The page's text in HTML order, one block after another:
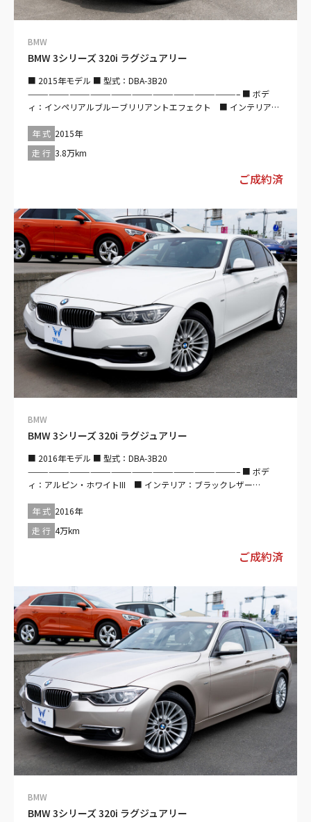
2026(R08)年8月】
——————————————————————————————– 【法定整
は本体価格に含まれています。 自社保証は遠方の場合も、お住まい
の近くのＦＡＩＡネット加盟店にての対応となりますのでご安心く
法定点検整備させて頂きます♪ また、ご購入後もお客様の大切なお
車を車検、板金塗装、修理に至るまで全力でサポート＆バックアッ
プ致します！！
——————————————————————————————– 【保証
付：販売店保証 保証期間：3ヵ月 保証距離：5,000km】 保証費
用は本体価格に含まれています。詳細については、販売店にご確認
BMW
BMW 3シリーズ 320i ラグジュアリー
■ 2015年モデル ■ 型式：DBA-3B20
——————————————————————————————– ■ ボデ
ィ：インペリアルブルーブリリアントエフェクト ■ インテリア：
■ 走行：3.8万km ■ ボディタイプ：セダン ■ 駆動方式：2WD ■
ハンドル：右 ■ ミッション：フロアMTモード付8AT ■ 排気量：
2000cc ■ 乗車定員：5名 ■ エンジン種別：ガソリン ■ ドア
数：4枚 ——————————————————————————————–
【セールスポイント】 ・レーンキープ・アダクティブクルーズコン
ETC・Ｂカメラ・Bluetooth・スペアキー・アイドリングストップ
——————————————————————————————– 【装備仕
様】 ■ 安全装備 ・パワステ・ABS・衝突被害軽減ブレーキ・アダプ
ティブクルーズコントロール・レーンキープアシスト・障害物セン
サー・エアバッグ：運転席/助手席/サイド/カーテン・カメラ：－/
－/バック・横滑り防止装置・アイドリングストップ ■ 快適装備 ・
過給器設定モデル・エアコン・クーラー・映像：DVD/－・オーディ
オ：CD/－/－・ミュージックプレイヤー接続可・ETC・ドライブレ
コーダー ■ インテリア ・キーレス・スマートキー・パワーウイン
ドウ・電動シート・シートヒーター・本革シート ■ エクステリア
・フロントフォグランプ・アルミホイール
——————————————————————————————– 【車検：
2026(R08)年6月】
——————————————————————————————– 【法定整
備付】 法定12ヶ月点検整備付※商用車は6ヶ月点検整備付 自社整備
て頂きます♪ また、ご購入後もお客様の大切なお車を車検、板金塗
装、修理に至るまで全力でサポート＆バックアップ致します！！
付：販売店保証 保証期間：3ヵ月 保証距離：5,000km】 保証費
用は本体価格に含まれています。詳細については、販売店にご確認
ください。 自社保証は遠方の場合も、お住まいの近くのＦＡＩＡネ
ット加盟店にての対応となりますのでご安心ください。
——————————————————————————————–
年 式 2015年
走 行 3.8万km
ご成約済
BMW
BMW 3シリーズ 320i ラグジュアリー
■ 2016年モデル ■ 型式：DBA-3B20
——————————————————————————————– ■ ボデ
ィ：アルピン・ホワイトIII ■ インテリア：ブラックレザー
4.0万km ■ボディタイプ：セダン ■ 駆動方式：2WD ■ ハンド
ル：右 ■ ミッション：フロアMTモード付8AT ■排気量：
2000cc ■ 乗車定員：5名 ■ エンジン種別：ガソリン ■ ドア数：
4枚 ——————————————————————————————– 【装備
仕様】 ・キーレス・CD/MD：CD/－・ETC・カーナビ / TV：メモリ
イール ——————————————————————————————–
【車検残：無（購入時に新規取得）】 車検の取得にあたって必要な
費用（自動車重量税、自賠責保険料など）が支払総額に含まれてい
ます。 車検整備付 車検整備（法定24ヶ月点検整備／商用車は12ヶ
月）を実施致します。その費用は本体価格に含まれています。
——————————————————————————————– 【法定整
備付】 法定24ヶ月点検整備付※商用車は12ヶ月点検整備付
——————————————————————————————– 【保証
付：販売店保証 保証期間：3ヵ月 保証距離：5,000km】 保証費
用は本体価格に含まれています。詳細については、販売店にご確認
ください。
——————————————————————————————–
年 式 2016年
走 行 4万km
ご成約済
BMW
BMW 3シリーズ 320i ラグジュアリー